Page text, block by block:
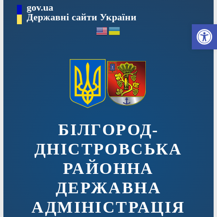
вмісту
gov.ua
Державні сайти України
БІЛГОРОД-
ДНІСТРОВСЬКА
РАЙОННА
ДЕРЖАВНА
АДМІНІСТРАЦІЯ